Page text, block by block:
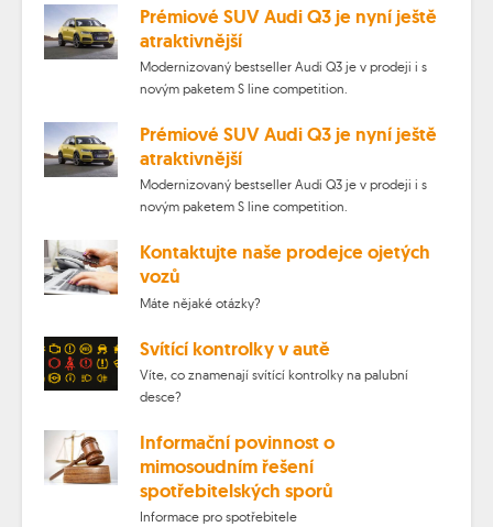
Prémiové SUV Audi Q3 je nyní ještě
atraktivnější
Modernizovaný bestseller Audi Q3 je v prodeji i s
novým paketem S line competition.
Prémiové SUV Audi Q3 je nyní ještě
atraktivnější
Modernizovaný bestseller Audi Q3 je v prodeji i s
novým paketem S line competition.
Kontaktujte naše prodejce ojetých
vozů
Máte nějaké otázky?
Svítící kontrolky v autě
Víte, co znamenají svítící kontrolky na palubní
desce?
Informační povinnost o
mimosoudním řešení
spotřebitelských sporů
Informace pro spotřebitele